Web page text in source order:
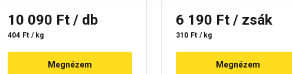
10 090 Ft / db
404 Ft / kg
Megnézem
6 190 Ft / zsák
310 Ft / kg
Megnézem